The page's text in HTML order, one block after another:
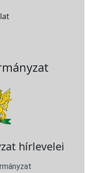
hírlevelei